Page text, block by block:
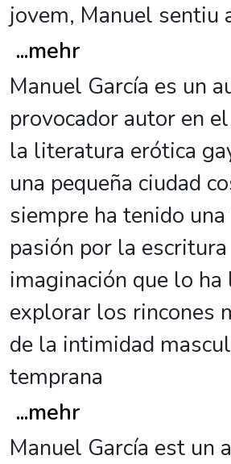
jovem, Manuel sentiu
...mehr
Manuel García es un
provocador autor en
la literatura erótica
una pequeña ciudad
siempre ha tenido
pasión por la
imaginación que lo ha
explorar los rincones
de la intimidad
temprana
...mehr
Manuel García est un